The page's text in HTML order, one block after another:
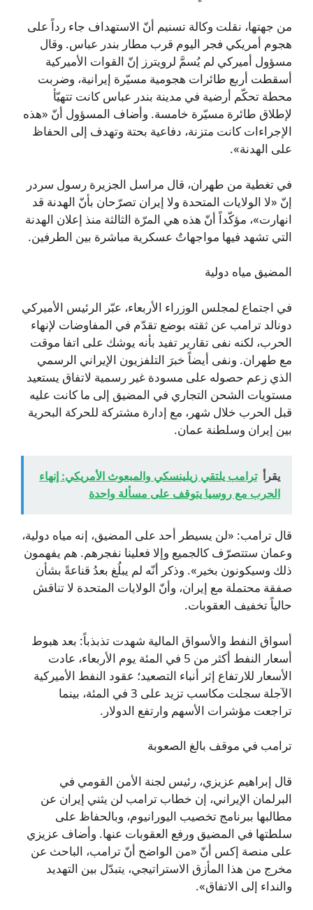
من جهتها، نقلت وكالة تسنيم أنّ الاستهداف جاء رداً على
هجوم أمريكي فجر اليوم قرب مطار بندر عباس. وقال
مسؤول أميركي لم يُسمَّ لرويترز إنّ القوات الأميركية
أسقطت أربع طائرات هجومية مسيّرة إيرانية، وضربت
محطة تحكّم أرضية في مدينة بندر عباس كانت تتهيّأ
لإطلاق طائرة مسيّرة خامسة. وأضاف المسؤول أنّ «هذه
الإجراءات كانت متزنة، دفاعية بحتة وتهدف إلى الحفاظ
على الهدنة».
في تغطية من طهران، قال مراسل الجزيرة رسول سردر
إنّ «لا الولايات المتحدة ولا إيران تصرّحان بأنّ الهدنة قد
انهارت»، مؤكّداً أنّ هذه هي المرّة الثالثة منذ إعلان الهدنة
التي تشهد فيها مواجهاتٌ عسكرية مباشرة بين الطرفين.
المضيق مياه دولية
في اجتماع لمجلس الوزراء الأربعاء، عبّر الرئيس الأميركي
دونالد ترامب عن ثقته بوضع تقدّم في المفاوضات لإنهاء
الحرب، لكنه نفى تقارير تفيد بأنه يوشك على اتفا موقت
مع طهران. ونفى أيضاً خبرَ التلفزيون الإيراني الرسمي
الذي زعم حصوله على مسودة غير رسمية لاتفاق يستعيد
مستويات الشحن التجاري في المضيق إلى ما كانت عليه
قبل الحرب خلال شهر، مع إدارة مشتركة للحركة البحرية
بين إيران وسلطنة عمان.
يقرأ ترامب يلتقي زيلينسكي والمبعوث الأمريكي: إنهاء
الحرب مع روسيا يتوقف على مسألة واحدة
قال ترامب: «لن يسيطر أحد على المضيق، إنه مياه دولية،
وعمان ستتصرّف كالجميع وإلا فعلينا نفجرهم. هم يفهمون
ذلك وسيكونون بخير». وذكر أنّه لم يبلُغ بعدُ قناعةً بشأن
صفقة محتملة مع إيران، وأنّ الولايات المتحدة لا تناقش
حالياً تخفيف العقوبات.
أسواق النفط والأسواق المالية شهدت تذبذباً: بعد هبوط
أسعار النفط أكثر من 5 في المئة يوم الأربعاء، عادت
الأسعار للارتفاع إثر أنباء التصعيد؛ عقود النفط الأميركية
الآجلة سجلت مكاسب تزيد على 3 في المئة، بينما
تراجعت مؤشرات الأسهم وارتفع الدولار.
ترامب في موقف بالغ الصعوبة
قال إبراهيم عزيزي، رئيس لجنة الأمن القومي في
البرلمان الإيراني، إن خطاب ترامب لن يثني إيران عن
مطالبها ببرنامج تخصيب اليورانيوم، وبالحفاظ على
سلطتها في المضيق ورفع العقوبات عنها. وأضاف عزيزي
على منصة إكس أنّ «من الواضح أنّ ترامب، الباحث عن
مخرج من هذا المأزق الاستراتيجي، يتبدّل بين التهديد
والنداء إلى الاتفاق».